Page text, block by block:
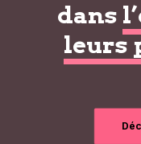
dans
leurs